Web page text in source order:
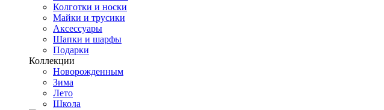
Колготки и носки
Майки и трусики
Аксессуары
Шапки и шарфы
Подарки
Коллекции
Новорожденным
Зима
Лето
Школа